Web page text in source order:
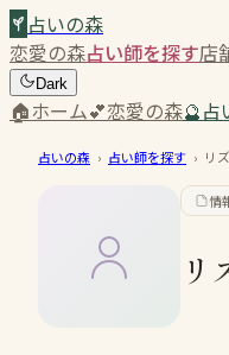
占いの森
恋愛の森占い師を探す店
Dark
🏠ホーム💕恋愛の森🔮占
占いの森 › 占い師を探す › リズ
情
リ